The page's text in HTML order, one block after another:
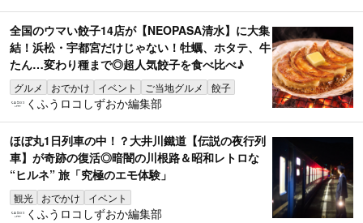
全国のウマい餃子14店が【NEOPASA清水】に大集
結！浜松・宇都宮だけじゃない！牡蠣、ホタテ、牛
たん…変わり種まで◎超人気餃子を食べ比べ♪
グルメ おでかけ イベント ご当地グルメ 餃子
くふうロコしずおか編集部
ほぼ丸1日列車の中！？大井川鐵道【伝説の夜行列
車】が奇跡の復活◎暗闇の川根路＆昭和レトロな
“ヒルネ” 旅「究極のエモ体験」
観光 おでかけ イベント
くふうロコしずおか編集部